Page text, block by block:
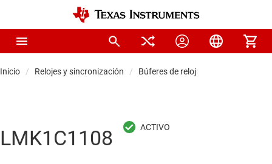
Inicio Relojes y sincronización Búferes de reloj
LMK1C1108